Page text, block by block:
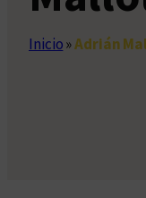
Inicio»Adrián